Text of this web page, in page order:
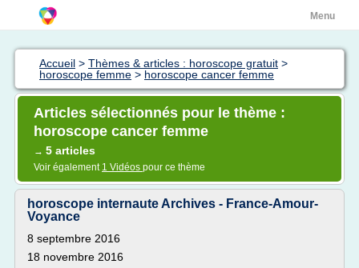
Menu
Accueil > Thèmes & articles : horoscope gratuit >
horoscope femme > horoscope cancer femme
Articles sélectionnés pour le thème :
horoscope cancer femme
→ 5 articles
Voir également 1 Vidéos pour ce thème
horoscope internaute Archives - France-Amour-
Voyance
8 septembre 2016
18 novembre 2016